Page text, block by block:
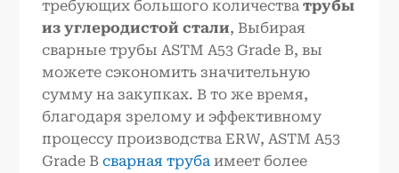
требующих большого количестватрубы
из углеродистой стали, Выбирая
сварные трубы ASTM A53 Grade B, вы
можете сэкономить значительную
сумму на закупках. В то же время,
благодаря зрелому и эффективному
процессу производства ERW, ASTM A53
Grade B сварная труба имеет более